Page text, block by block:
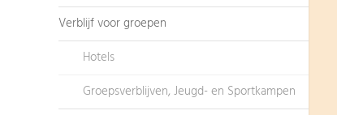
Verblijf voor groepen
Hotels
Groepsverblijven, Jeugd- en Sportkampen